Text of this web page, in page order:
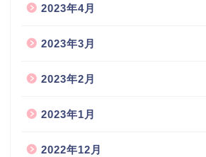
2023年4月
2023年3月
2023年2月
2023年1月
2022年12月